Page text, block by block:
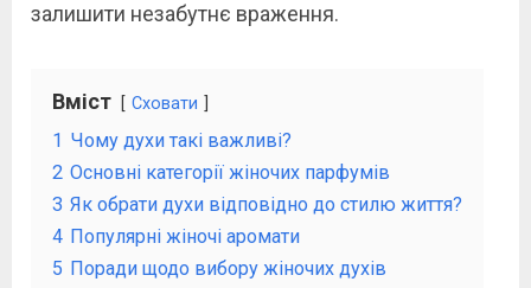
залишити незабутнє враження.
Вміст Сховати
1 Чому духи такі важливі?
2 Основні категорії жіночих парфумів
3 Як обрати духи відповідно до стилю життя?
4 Популярні жіночі аромати
5 Поради щодо вибору жіночих духів